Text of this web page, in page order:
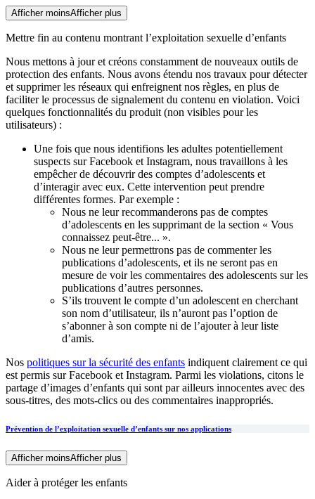
Afficher moinsAfficher plus
Mettre fin au contenu montrant l’exploitation sexuelle d’enfants
Nous mettons à jour et créons constamment de nouveaux outils de
protection des enfants. Nous avons étendu nos travaux pour détecter
et supprimer les réseaux qui enfreignent nos règles, en plus de
faciliter le processus de signalement du contenu en violation. Voici
quelques fonctionnalités du produit (non visibles pour les
utilisateurs) :
Une fois que nous identifions les adultes potentiellement
suspects sur Facebook et Instagram, nous travaillons à les
empêcher de découvrir des comptes d’adolescents et
d’interagir avec eux. Cette intervention peut prendre
différentes formes. Par exemple :
Nous ne leur recommanderons pas de comptes
d’adolescents en les supprimant de la section « Vous
connaissez peut-être... ».
Nous ne leur permettrons pas de commenter les
publications d’adolescents, et ils ne seront pas en
mesure de voir les commentaires des adolescents sur les
publications d’autres personnes.
S’ils trouvent le compte d’un adolescent en cherchant
son nom d’utilisateur, ils n’auront pas l’option de
s’abonner à son compte ni de l’ajouter à leur liste
d’amis.
Nos politiques sur la sécurité des enfants indiquent clairement ce qui
est permis sur Facebook et Instagram. Parmi les violations, citons le
partage d’images d’enfants qui sont par ailleurs innocentes avec des
sous-titres, des mots-clics ou des commentaires inappropriés.
Prévention de l’exploitation sexuelle d’enfants sur nos applications
Afficher moinsAfficher plus
Aider à protéger les enfants